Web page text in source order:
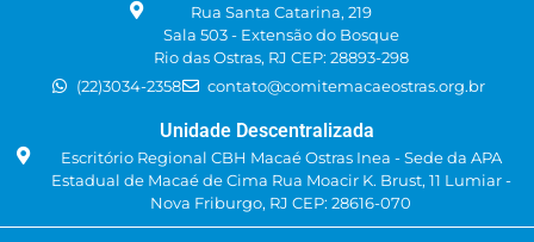
Rua Santa Catarina, 219
Sala 503 - Extensão do Bosque
Rio das Ostras, RJ CEP: 28893-298
(22)3034-2358
contato@comitemacaeostras.org.br
Unidade Descentralizada
Escritório Regional CBH Macaé Ostras Inea - Sede da APA
Estadual de Macaé de Cima Rua Moacir K. Brust, 11 Lumiar -
Nova Friburgo, RJ CEP: 28616-070